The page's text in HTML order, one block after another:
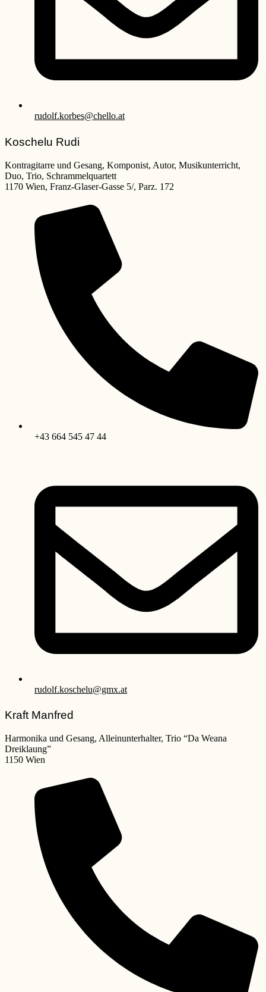
rudolf.korbes@chello.at
Koschelu Rudi
Kontragitarre und Gesang, Komponist, Autor, Musikunterricht,
Duo, Trio, Schrammelquartett
1170 Wien, Franz-Glaser-Gasse 5/, Parz. 172
+43 664 545 47 44
rudolf.koschelu@gmx.at
Kraft Manfred
Harmonika und Gesang, Alleinunterhalter, Trio “Da Weana
Dreiklaung”
1150 Wien